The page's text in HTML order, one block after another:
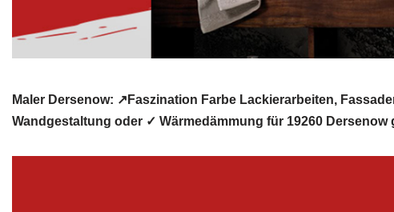
Maler Dersenow: ↗️Faszination Farbe Lackierarbeiten,
Wandgestaltung oder ✓ Wärmedämmung für 19260